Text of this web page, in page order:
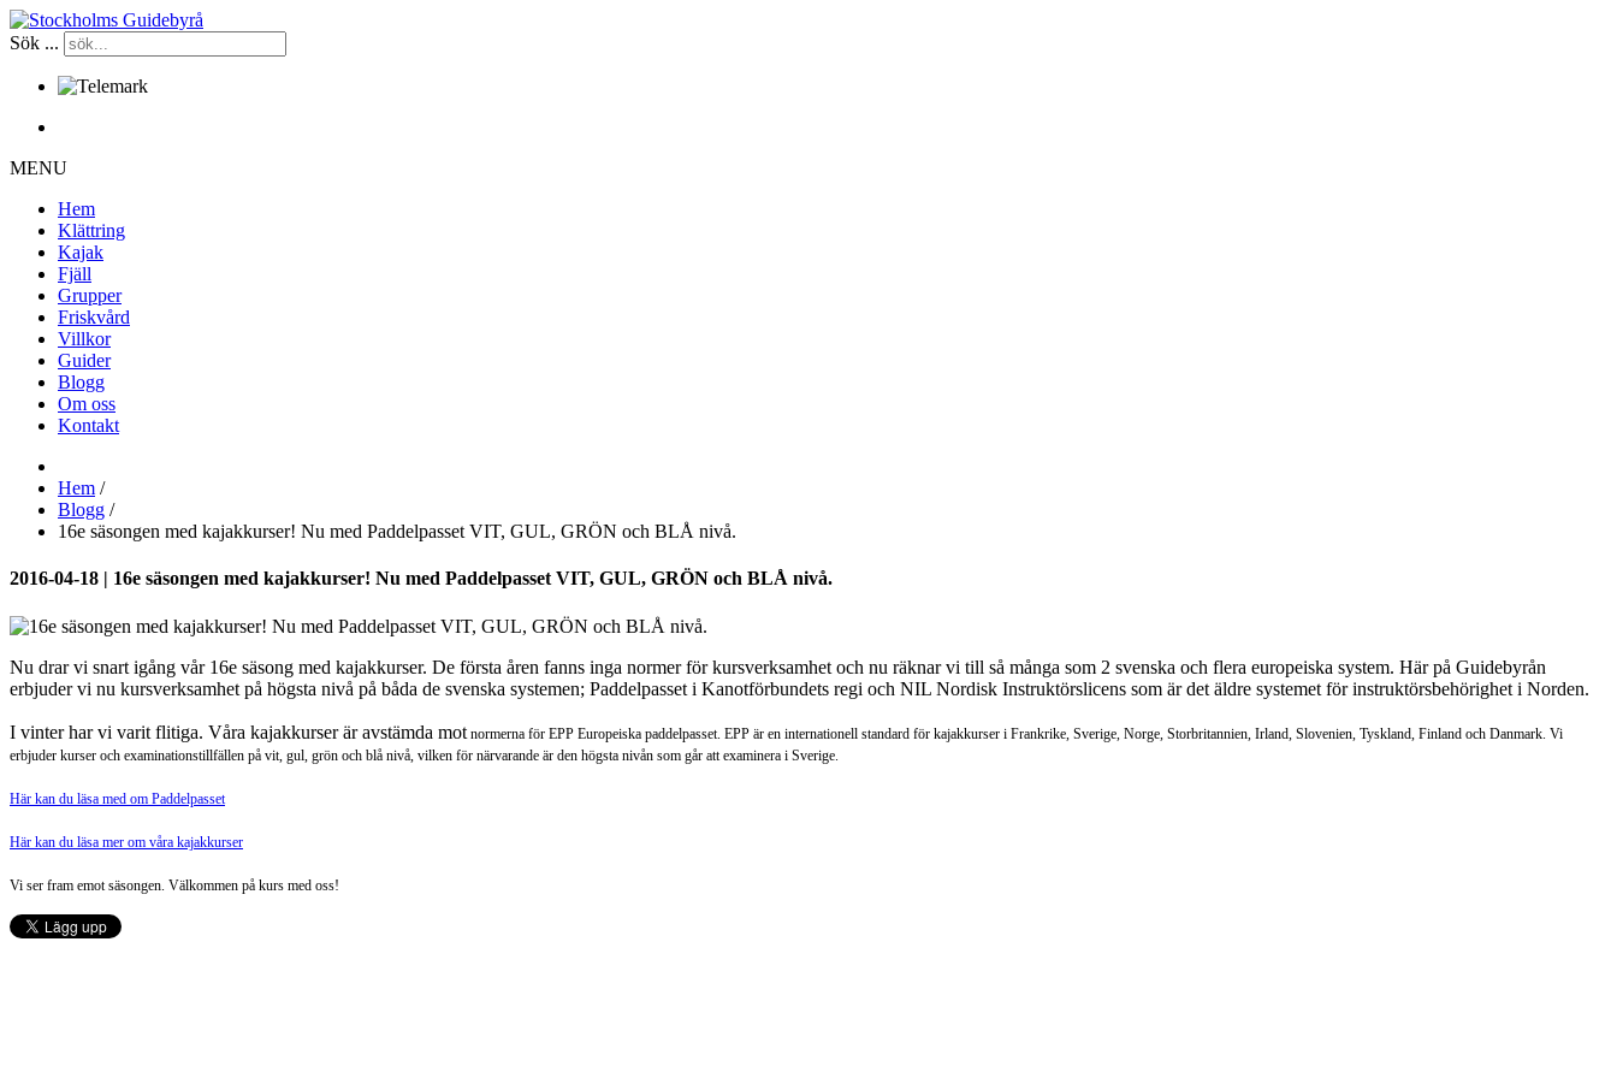
Sök ...
MENU
Hem
Klättring
Kajak
Fjäll
Grupper
Friskvård
Villkor
Guider
Blogg
Om oss
Kontakt
Hem /
Blogg /
16e säsongen med kajakkurser! Nu med Paddelpasset VIT, GUL, GRÖN och BLÅ nivå.
2016-04-18 | 16e säsongen med kajakkurser! Nu med Paddelpasset VIT, GUL, GRÖN och BLÅ nivå.
Nu drar vi snart igång vår 16e säsong med kajakkurser. De första åren fanns inga normer för kursverksamhet och nu räknar vi till så många som 2 svenska och flera europeiska system. Här på Guidebyrån
erbjuder vi nu kursverksamhet på högsta nivå på båda de svenska systemen; Paddelpasset i Kanotförbundets regi och NIL Nordisk Instruktörslicens som är det äldre systemet för instruktörsbehörighet i Norden.
I vinter har vi varit flitiga. Våra kajakkurser är avstämda mot normerna för EPP Europeiska paddelpasset. EPP är en internationell standard för kajakkurser i Frankrike, Sverige, Norge, Storbritannien, Irland, Slovenien, Tyskland, Finland och Danmark. Vi
erbjuder kurser och examinationstillfällen på vit, gul, grön och blå nivå, vilken för närvarande är den högsta nivån som går att examinera i Sverige.
Här kan du läsa med om Paddelpasset
Här kan du läsa mer om våra kajakkurser
Vi ser fram emot säsongen. Välkommen på kurs med oss!